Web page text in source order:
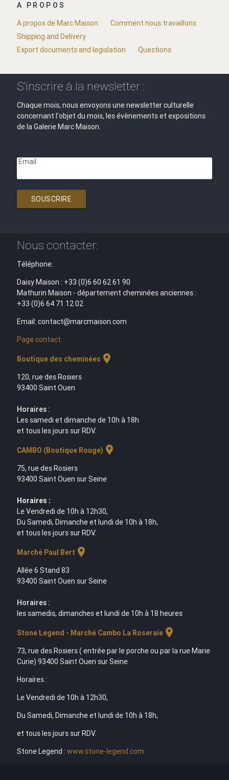
A PROPOS
A propos de Marc Maison
Comment nous travaillons
Shipping and Delivery
Export documents and legislation
Questions
S'inscrire à la newsletter :
Chaque mois, nous envoyons une newsletter culturelle
concernant l'objet du mois, les évènements et expositions
de la Galerie Marc Maison.
Email
SOUSCRIRE
Nous contacter:
Téléphone:
Daisy Maison : +33 (0)6 60 62 61 90
Mathurin Maison - département cheminées anciennes :
+33 (0)6 64 71 12 02
Email: contact@marcmaison.com
Page contact
Boutique des cheminées location_on
120, rue des Rosiers
93400 Saint Ouen
Horaires :
Les samedi et dimanche de 10h à 18h
et tous les jours sur RDV.
CAMBO (Boutique Rouge) location_on
75, rue des Rosiers
93400 Saint Ouen sur Seine
Horaires :
Le Vendredi de 10h à 12h30,
Du Samedi, Dimanche et lundi de 10h à 18h,
et tous les jours sur RDV.
Marché Paul Bert location_on
Allée 6 Stand 83
93400 Saint Ouen sur Seine
Horaires :
les samedis, dimanches et lundi de 10h à 18 heures
Stone Legend - Marché Cambo La Roseraielocation_on
73, rue des Rosiers ( entrée par le porche ou par la rue Marie
Curie) 93400 Saint Ouen sur Seine
Horaires :
Le Vendredi de 10h à 12h30,
Du Samedi, Dimanche et lundi de 10h à 18h,
et tous les jours sur RDV.
Stone Legend : www.stone-legend.com